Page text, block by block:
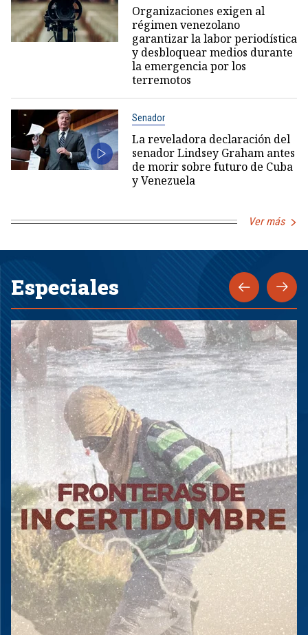
Organizaciones exigen al
régimen venezolano
garantizar la labor periodística
y desbloquear medios durante
la emergencia por los
terremotos
Senador
La reveladora declaración del
senador Lindsey Graham antes
de morir sobre futuro de Cuba
y Venezuela
Ver más
Especiales